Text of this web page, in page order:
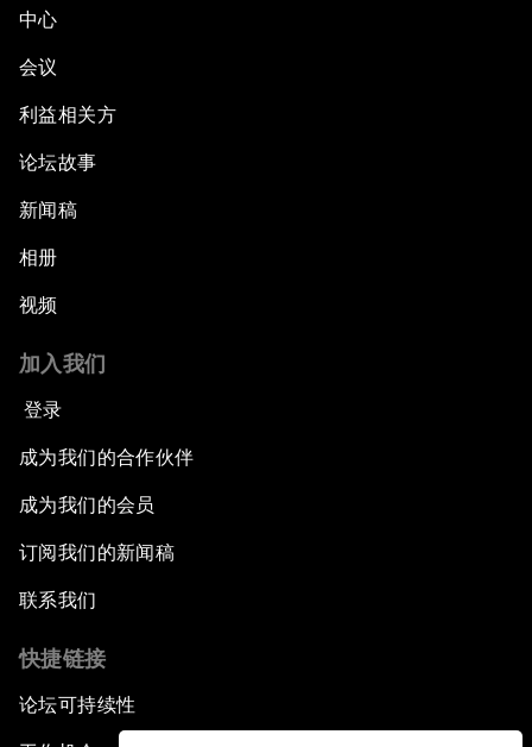
中心
会议
利益相关方
论坛故事
新闻稿
相册
视频
加入我们
登录
成为我们的合作伙伴
成为我们的会员
订阅我们的新闻稿
联系我们
快捷链接
论坛可持续性